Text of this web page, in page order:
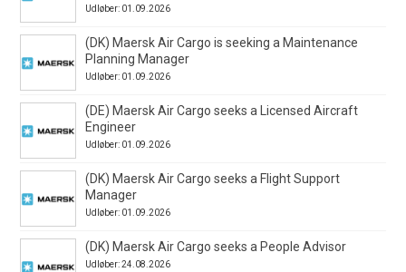
Udløber: 01.09.2026
(DK) Maersk Air Cargo is seeking a Maintenance
Planning Manager
Udløber: 01.09.2026
(DE) Maersk Air Cargo seeks a Licensed Aircraft
Engineer
Udløber: 01.09.2026
(DK) Maersk Air Cargo seeks a Flight Support
Manager
Udløber: 01.09.2026
(DK) Maersk Air Cargo seeks a People Advisor
Udløber: 24.08.2026